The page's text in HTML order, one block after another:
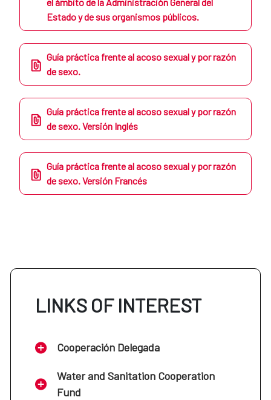
Estado y de sus organismos públicos.
Guía práctica frente al acoso sexual y por razón
de sexo.
Guía práctica frente al acoso sexual y por razón
de sexo. Versión Inglés
Guía práctica frente al acoso sexual y por razón
de sexo. Versión Francés
LINKS OF INTEREST
Cooperación Delegada
Water and Sanitation Cooperation
Fund